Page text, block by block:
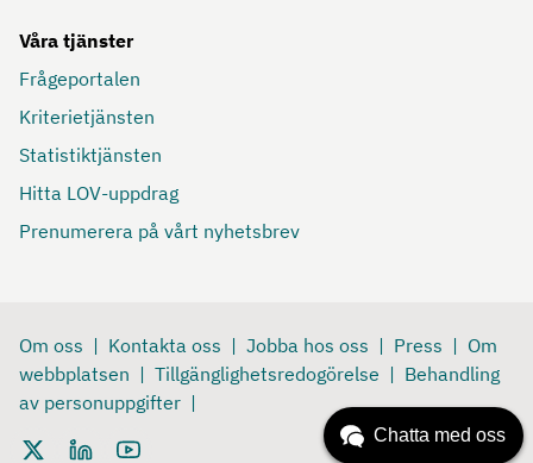
Våra tjänster
Frågeportalen
Kriterietjänsten
Statistiktjänsten
Hitta LOV-uppdrag
Prenumerera på vårt nyhetsbrev
Om oss Kontakta oss Jobba hos oss Press
Om
webbplatsen
Tillgänglighetsredogörelse
Behandling
av personuppgifter